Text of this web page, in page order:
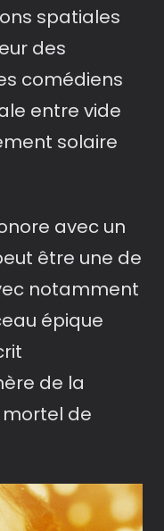
spatiales
des
comédiens
entre vide
solaire
avec un
être une de
notamment
épique
de la
de